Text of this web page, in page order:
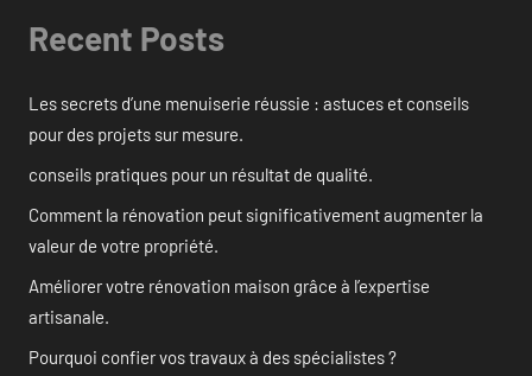
Recent Posts
Les secrets d’une menuiserie réussie : astuces et conseils
pour des projets sur mesure.
conseils pratiques pour un résultat de qualité.
Comment la rénovation peut significativement augmenter la
valeur de votre propriété.
Améliorer votre rénovation maison grâce à l’expertise
artisanale.
Pourquoi confier vos travaux à des spécialistes ?